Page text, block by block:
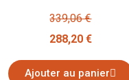
339,06 €
288,20 €
Ajouter au panier